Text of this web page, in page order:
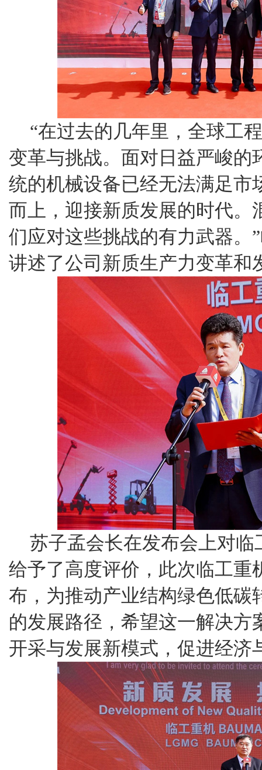
“在过去的几年里，全球工
变革与挑战。面对日益严峻的
统的机械设备已经无法满足市
而上，迎接新质发展的时代。
们应对这些挑战的有力武器。
讲述了公司新质生产力变革和
苏子孟会长在发布会上对
给予了高度评价，此次临工重
布，为推动产业结构绿色低碳
的发展路径，希望这一解决方
开采与发展新模式，促进经济